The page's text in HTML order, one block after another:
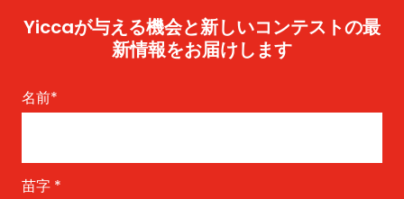
Yiccaが与える機会と新しいコンテストの最
新情報をお届けします
名前*
苗字 *